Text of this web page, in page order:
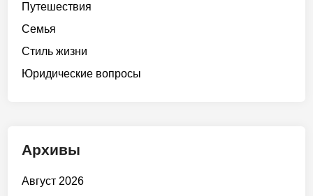
Путешествия
Семья
Стиль жизни
Юридические вопросы
Архивы
Август 2026